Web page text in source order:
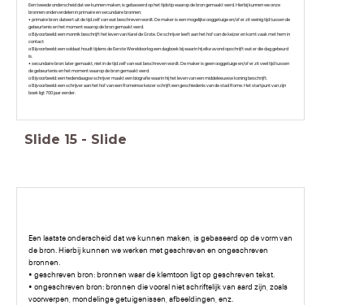
Een tweede onderscheid dat we kunnen maken, is gebaseerd op het tijdstip waarop de bron gemaakt werd. Hierbij kunnen we onze
bronnen onderverdelen in primaire en secundaire bronnen.
• primaire bron: dateert uit de tijd zelf van wat beschreven wordt. De maker is een mogelijke ooggetuige en/of er zit weinig tijd tussen de
gebeurtenis en het moment waarop de bron gemaakt werd.
o Bijvoorbeeld: een monnik beschrijft het leven van Karel de Grote. De schrijver leeft aan het hof van de keizer en komt vaak met hem in
contact
o Bijvoorbeeld: een soldaat houdt tijdens de Eerste Wereldoorlog een dagboek bij waarin hij elke avond opschrijft wat er die dag gebeurd
is.
• secundaire bron: later gemaakt, niet in de tijd zelf van wat beschreven wordt. De maker is geen ooggetuige en/of er zit veel tijd tussen
de gebeurtenis en het moment waarop de bron gemaakt werd.
o Bijvoorbeeld: een hedendaagse schrijver maakt een biografie waarin hij het leven van een middeleeuwse koning beschrijft.
o Bijvoorbeeld: een schrijver aan het hof van een Romeinse keizer schrijft een geschiedenis van de stad Rome. Het startpunt van zijn
boek ligt 700 jaar eerder.
Slide 15 - Slide
Een laatste onderscheid dat we kunnen maken, is gebaseerd op de vorm van
de bron. Hierbij kunnen we werken met geschreven en ongeschreven
bronnen.
• geschreven bron: bronnen waar de klemtoon ligt op geschreven tekst.
• ongeschreven bron: bronnen die vooral niet schriftelijk van aard zijn, zoals
voorwerpen, mondelinge getuigenissen, afbeeldingen, enz.